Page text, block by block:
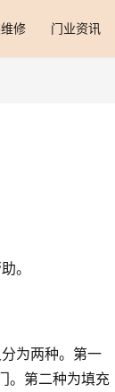
修 门业资讯
。
。第二种为填充